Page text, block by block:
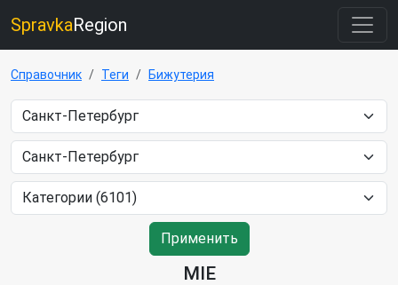
SpravkaRegion
Справочник Теги Бижутерия
Применить
MIE